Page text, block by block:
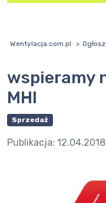
Wentylacja.com.pl
wspieramy
MHI
Sprzedaż
Publikacja: 12.04.2018